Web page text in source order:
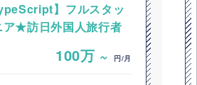
】フルスタッ
ア★訪日外国人旅行者
100万 ~ 円/月
【